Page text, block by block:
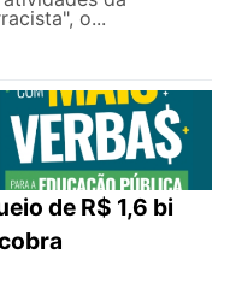
o...
de R$ 1,6 bi